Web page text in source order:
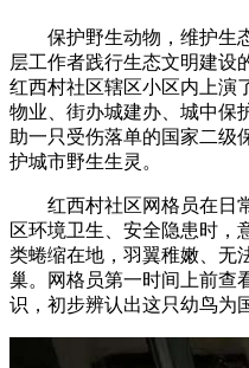
保护野生动物，维护生态
层工作者践行生态文明建设
红西村社区辖区小区内上演
物业、街办城建办、城中保
助一只受伤落单的国家二级
护城市野生生灵。
红西村社区网格员在日常
区环境卫生、安全隐患时，
类蜷缩在地，羽翼稚嫩、无
巢。网格员第一时间上前查
识，初步辨认出这只幼鸟为